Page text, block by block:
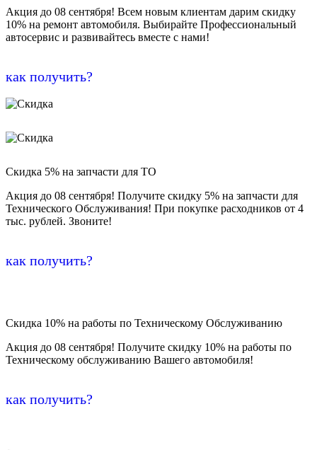
Акция до 08 сентября! Всем новым клиентам дарим скидку
10% на ремонт автомобиля. Выбирайте Профессиональный
автосервис и развивайтесь вместе с нами!
как получить?
Скидка 5% на запчасти для ТО
Акция до 08 сентября! Получите скидку 5% на запчасти для
Технического Обслуживания! При покупке расходников от 4
тыс. рублей. Звоните!
как получить?
Скидка 10% на работы по Техническому Обслуживанию
Акция до 08 сентября! Получите скидку 10% на работы по
Техническому обслуживанию Вашего автомобиля!
как получить?